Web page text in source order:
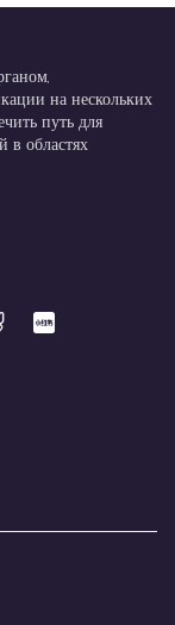
на нескольких
путь для
в областях